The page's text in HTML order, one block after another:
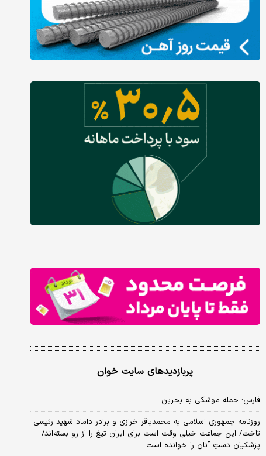
پربازدیدهای سایت خوان
فارس: حمله موشکی به بحرین
روزنامه جمهوری اسلامی به محمدباقر خرازی و برادر داماد شهید رئیسی
تاخت/ این جماعت خیلی وقت است برای ایران تیغ را از رو بسته‌اند/
پزشکیان دستِ آنان را خوانده است